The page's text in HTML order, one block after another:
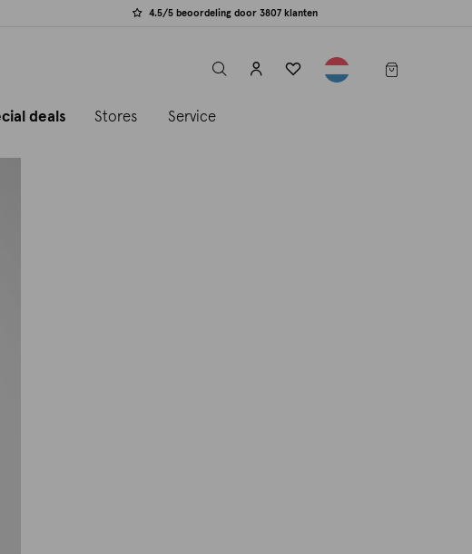
4.5/5 beoordeling door 3807 klanten
label.header.toggle
deals Stores Service